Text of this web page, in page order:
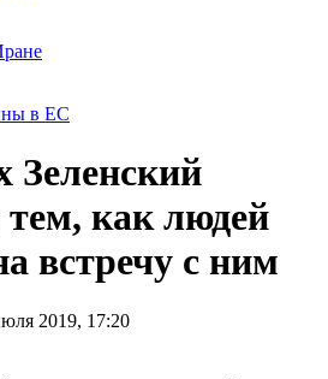
в ЕС
Зеленский
тем, как людей
встречу с ним
2019, 17:20